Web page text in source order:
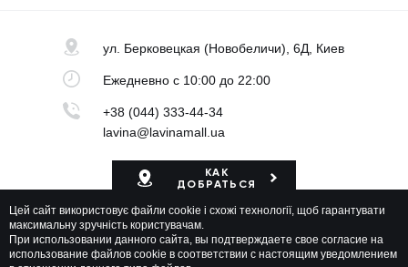
ул. Берковецкая (Новобеличи), 6Д, Киев
Ежедневнос 10:00 до 22:00
+38 (044) 333-44-34
lavina@lavinamall.ua
КАК
ДОБРАТЬСЯ
Карта ТРЦ
Цей сайт використовує файли cookie і схожі технології, щоб гарантувати
максимальну зручність користувачам.
При использовании данного сайта, вы подтверждаете свое согласие на
использование файлов cookie в соответствии с настоящим уведомлением